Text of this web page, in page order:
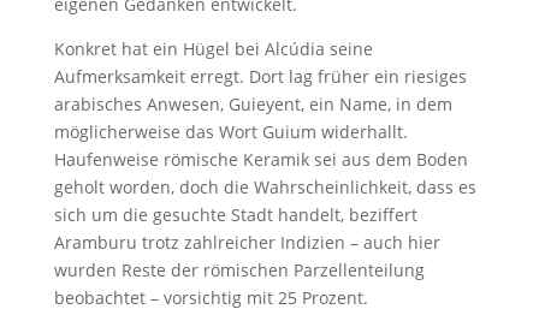
eigenen Gedanken entwickelt.
Konkret hat ein Hügel bei Alcúdia seine
Aufmerksamkeit erregt. Dort lag früher ein riesiges
arabisches Anwesen, Guieyent, ein Name, in dem
möglicherweise das Wort Guium widerhallt.
Haufenweise römische Keramik sei aus dem Boden
geholt worden, doch die Wahrscheinlichkeit, dass es
sich um die gesuchte Stadt handelt, beziffert
Aramburu trotz zahlreicher Indizien – auch hier
wurden Reste der römischen Parzellenteilung
beobachtet – vorsichtig mit 25 Prozent.